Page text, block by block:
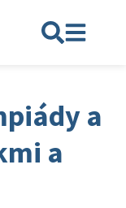
a
a